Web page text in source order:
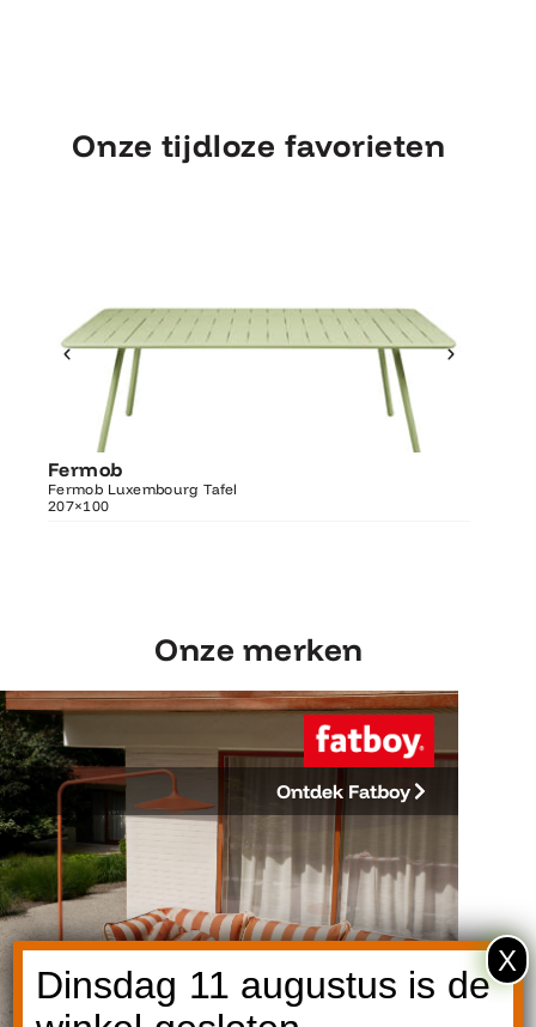
Onze tijdloze favorieten
Fermob
Fermob Luxembourg Tafel
207×100
207×100
Onze merken
Ontdek Fatboy
Dinsdag 11 augustus is de
X